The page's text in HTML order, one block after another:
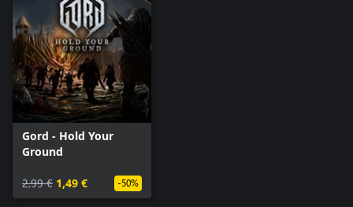
Gord - Hold Your
Ground
2,99 € 1,49 € -50%